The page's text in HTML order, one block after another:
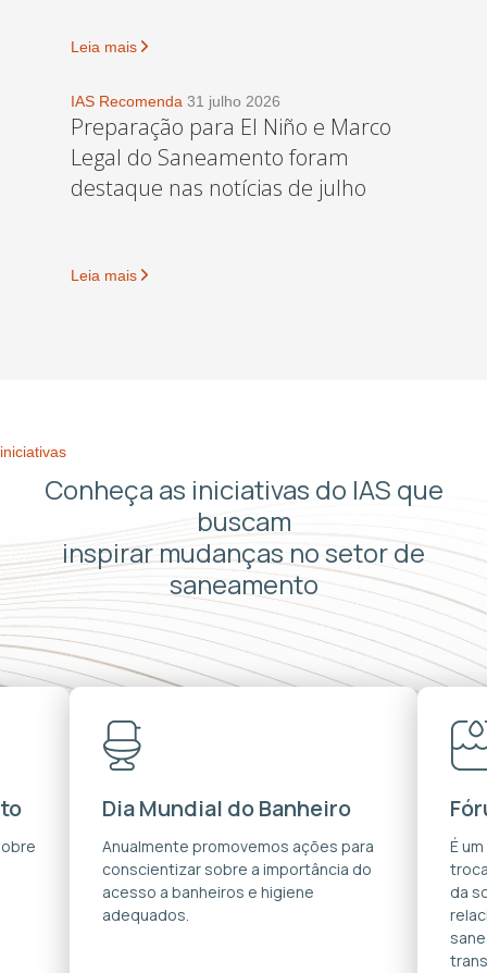
Leia mais
IAS Recomenda 31 julho 2026
Preparação para El Niño e Marco
Legal do Saneamento foram
destaque nas notícias de julho
Leia mais
iniciativas
Conheça as iniciativas do IAS que
buscam
inspirar mudanças no setor de
saneamento
Dia Mundial do Banheiro
Anualmente promovemos ações para
conscientizar sobre a importância do
acesso a banheiros e higiene
adequados.
É
da